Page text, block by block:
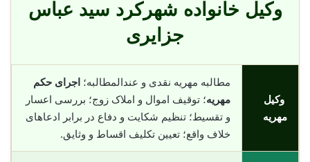
وکیل خانواده شهرکرد سید عباس
جزایری
وکیل
مهریه
مطالبه مهریه نقدی و عندالمطالبه؛ اجرای حکم
مهریه؛ توقیف اموال و املاک زوج؛ بررسی اعسار
و تقسیط؛ تنظیم شکایت و دفاع در برابر ادعاهای
خلاف واقع؛ تعیین تکلیف اقساط و وثایق.